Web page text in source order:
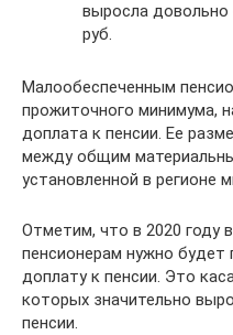
выросла
руб.
Малообеспеченным
прожиточного минимума,
доплата к пенсии. Ее
между общим
установленной в регионе
Отметим, что в 2020 году
пенсионерам нужно
доплату к пенсии. Это
которых значительно
пенсии.